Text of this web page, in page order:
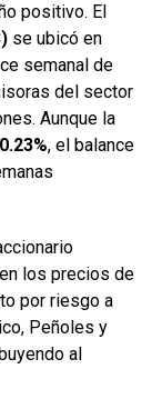
positivo. El
se ubicó en
semanal de
del sector
Aunque la
0.23%, el balance
los precios de
por riesgo a
Peñoles y
al